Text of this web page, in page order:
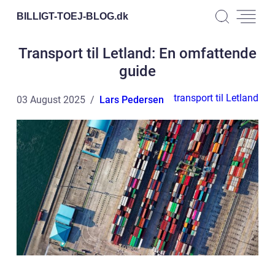
BILLIGT-TOEJ-BLOG.dk
Transport til Letland: En omfattende
guide
03 August 2025 Lars Pedersen transport til Letland